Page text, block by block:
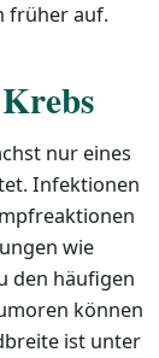
früher auf.
nur eines
Infektionen
wie
den häufigen
können
ist unter